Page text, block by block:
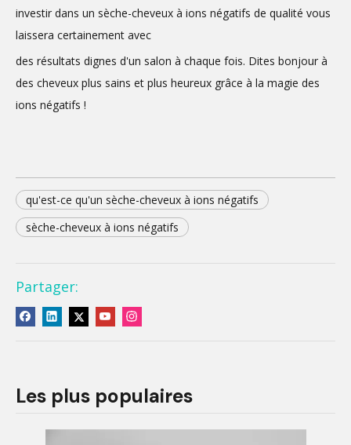
investir dans un sèche-cheveux à ions négatifs de qualité vous
laissera certainement avec
des résultats dignes d'un salon à chaque fois. Dites bonjour à
des cheveux plus sains et plus heureux grâce à la magie des
ions négatifs !
qu'est-ce qu'un sèche-cheveux à ions négatifs
sèche-cheveux à ions négatifs
Partager:
Les plus populaires